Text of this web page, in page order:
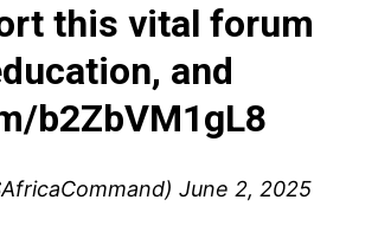
this vital forum
and
b2ZbVM1gL8
June 2, 2025